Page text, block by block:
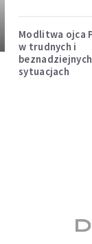
Modlitwa ojca
w trudnych i
beznadziejnych
sytuacjach